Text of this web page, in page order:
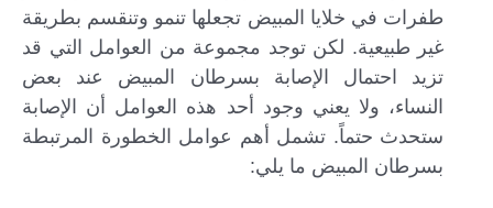
طفرات في خلايا المبيض تجعلها تنمو وتنقسم بطريقة
غير طبيعية. لكن توجد مجموعة من العوامل التي قد
تزيد احتمال الإصابة بسرطان المبيض عند بعض
النساء، ولا يعني وجود أحد هذه العوامل أن الإصابة
ستحدث حتماً. تشمل أهم عوامل الخطورة المرتبطة
بسرطان المبيض ما يلي: